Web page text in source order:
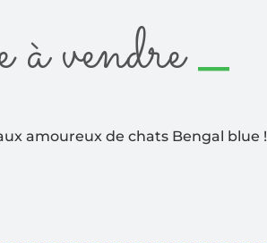
vendre
amoureux de chats Bengal blue !